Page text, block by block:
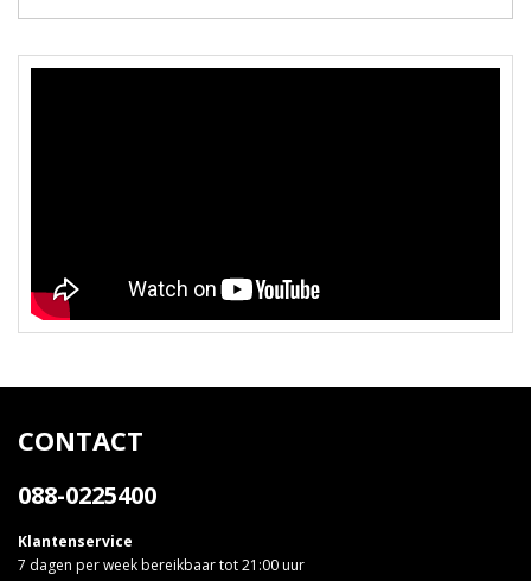
CONTACT
088-0225400
Klantenservice
7 dagen per week bereikbaar tot 21:00 uur